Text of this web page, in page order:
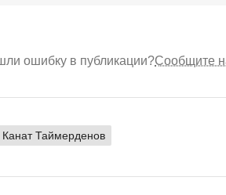
ошибку в публикации?Сообщите
Канат Таймерденов